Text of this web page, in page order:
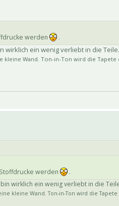
werden .
wirklich ein wenig verliebt in die
Wand. Ton-in-Ton wird die
werden
.
wirklich ein wenig verliebt in die
kleine Wand. Ton-in-Ton wird die